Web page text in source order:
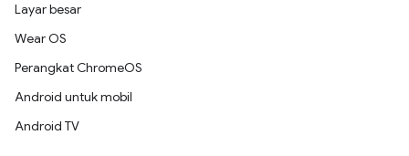
Layar besar
Wear OS
Perangkat ChromeOS
Android untuk mobil
Android TV